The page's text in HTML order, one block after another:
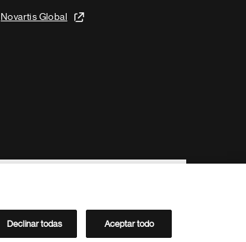
Novartis Global
Directorio de Novartis
Declinar todas Aceptar todo